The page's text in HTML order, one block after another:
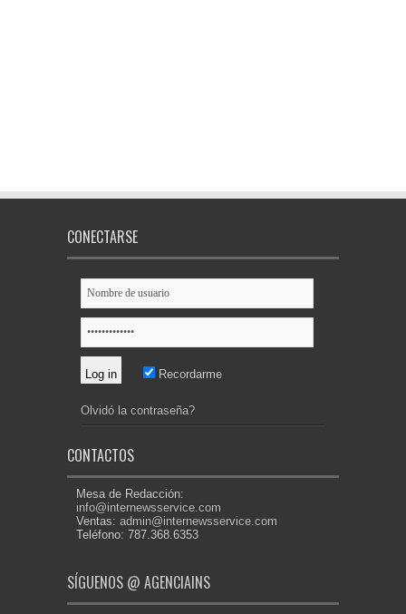
CONECTARSE
Recordarme
Olvidó la contraseña?
CONTACTOS
Mesa de Redacción:
info@internewsservice.com
Ventas: admin@internewsservice.com
Teléfono: 787.368.6353
SÍGUENOS @ AGENCIAINS